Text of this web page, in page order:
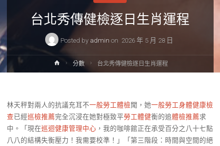
台北秀傳健檢逐日生肖運程
Posted by admin on 2026 年 5 月 28 日
Home分數 台北秀傳健檢逐日生肖運程
林天秤對兩人的抗議充耳不一般勞工體檢聞，她一般勞工身體健康檢
查已經巡檢推薦完全沉浸在她對極致平勞工體健衡的追體檢推薦求
中。「現在巡迴健康管理中心 ，我的咖啡館正在承受百分之八十七點
八八的結構失衡壓力！我需要校準！」「第三階段：時間與空間的絕